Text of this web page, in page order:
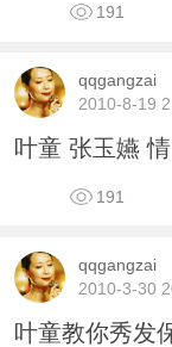
191
qqgangzai
2010-8-19
叶童 张玉嬿
191
qqgangzai
2010-3-30
叶童教你秀发